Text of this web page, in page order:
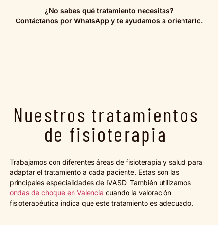
¿No sabes qué tratamiento necesitas?
Contáctanos por WhatsApp y te ayudamos a orientarlo.
Nuestros tratamientos
de fisioterapia
Trabajamos con diferentes áreas de fisioterapia y salud para
adaptar el tratamiento a cada paciente. Estas son las
principales especialidades de IVASD. También utilizamos
ondas de choque en Valencia cuando la valoración
fisioterapéutica indica que este tratamiento es adecuado.